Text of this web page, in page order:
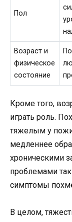
Пол
Возраст и
физическое
состояние
Кроме того,
играть роль.
тяжелым у
медленнее
хроническими
проблемами
симптомы
В целом,